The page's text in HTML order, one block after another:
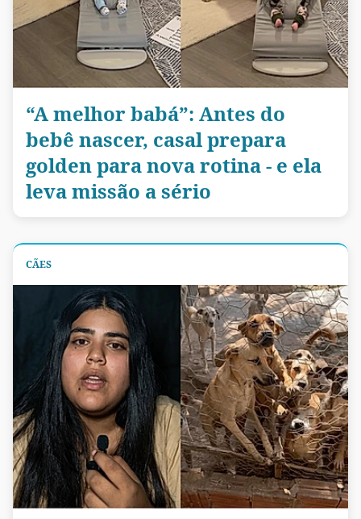
“A melhor babá”: Antes do
bebê nascer, casal prepara
golden para nova rotina - e ela
leva missão a sério
CÃES